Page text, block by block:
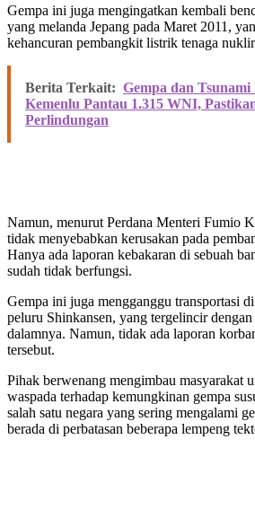
Gempa ini juga mengingatkan kembali
yang melanda Jepang pada Maret 2011,
kehancuran pembangkit listrik tenaga
Berita Terkait: Gempa dan
Kemenlu Pantau 1.315 WNI,
Perlindungan
Namun, menurut Perdana Menteri Fumio
tidak menyebabkan kerusakan pada
Hanya ada laporan kebakaran di sebuah
sudah tidak berfungsi.
Gempa ini juga mengganggu transportasi
peluru Shinkansen, yang tergelincir
dalamnya. Namun, tidak ada laporan
tersebut.
Pihak berwenang mengimbau masyarakat
waspada terhadap kemungkinan gempa
salah satu negara yang sering mengalami
berada di perbatasan beberapa lempeng